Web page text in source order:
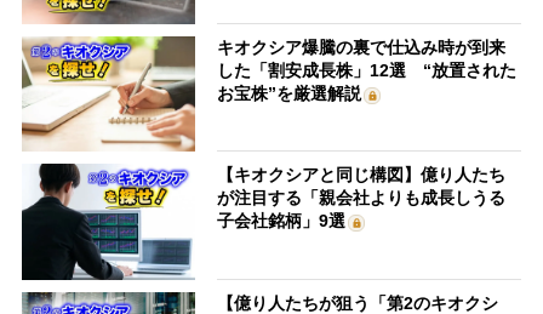
キオクシア爆騰の裏で仕込み時が到来
した「割安成長株」12選 “放置された
お宝株”を厳選解説
【キオクシアと同じ構図】億り人たち
が注目する「親会社よりも成長しうる
子会社銘柄」9選
【億り人たちが狙う「第2のキオクシ